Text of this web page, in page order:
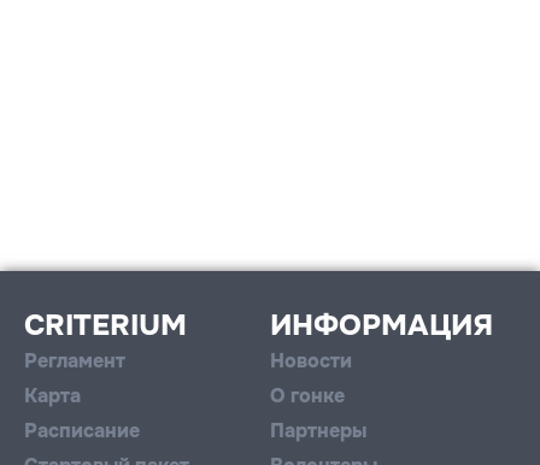
CRITERIUM
Регламент
Карта
Расписание
ИНФОРМАЦИЯ
Новости
О гонке
Партнеры